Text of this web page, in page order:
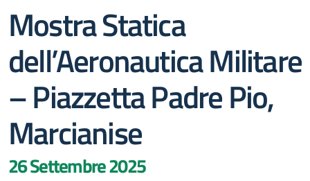
Mostra Statica
dell’Aeronautica Militare
– Piazzetta Padre Pio,
Marcianise
26 Settembre 2025